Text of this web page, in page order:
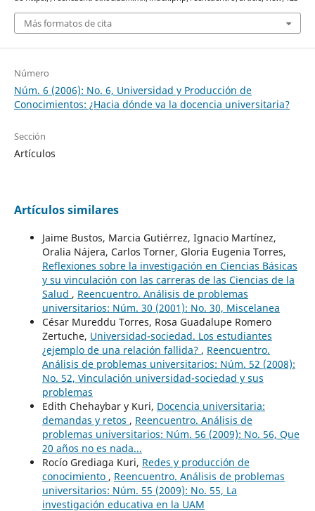
Más formatos de cita
Número
Núm. 6 (2006): No. 6, Universidad y Producción de
Conocimientos: ¿Hacia dónde va la docencia universitaria?
Sección
Artículos
Artículos similares
Jaime Bustos, Marcia Gutiérrez, Ignacio Martínez,
Oralia Nájera, Carlos Torner, Gloria Eugenia Torres,
Reflexiones sobre la investigación en Ciencias Básicas
y su vinculación con las carreras de las Ciencias de la
Salud , Reencuentro. Análisis de problemas
universitarios: Núm. 30 (2001): No. 30, Miscelanea
César Mureddu Torres, Rosa Guadalupe Romero
Zertuche, Universidad-sociedad. Los estudiantes
¿ejemplo de una relación fallida? , Reencuentro.
Análisis de problemas universitarios: Núm. 52 (2008):
No. 52, Vinculación universidad-sociedad y sus
problemas
Edith Chehaybar y Kuri, Docencia universitaria:
demandas y retos , Reencuentro. Análisis de
problemas universitarios: Núm. 56 (2009): No. 56, Que
20 años no es nada...
Rocío Grediaga Kuri, Redes y producción de
conocimiento , Reencuentro. Análisis de problemas
universitarios: Núm. 55 (2009): No. 55, La
investigación educativa en la UAM